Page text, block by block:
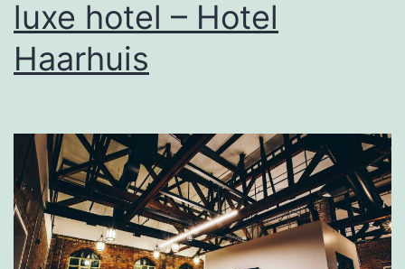
Beyaerd
luxe hotel – Hotel
Haarhuis